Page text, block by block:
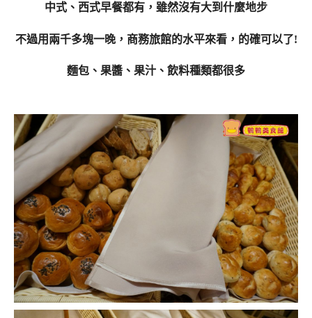
中式、西式早餐都有，雖然沒有大到什麼地步
不過用兩千多塊一晚，商務旅館的水平來看，的確可以了!
麵包、果醬、果汁、飲料種類都很多